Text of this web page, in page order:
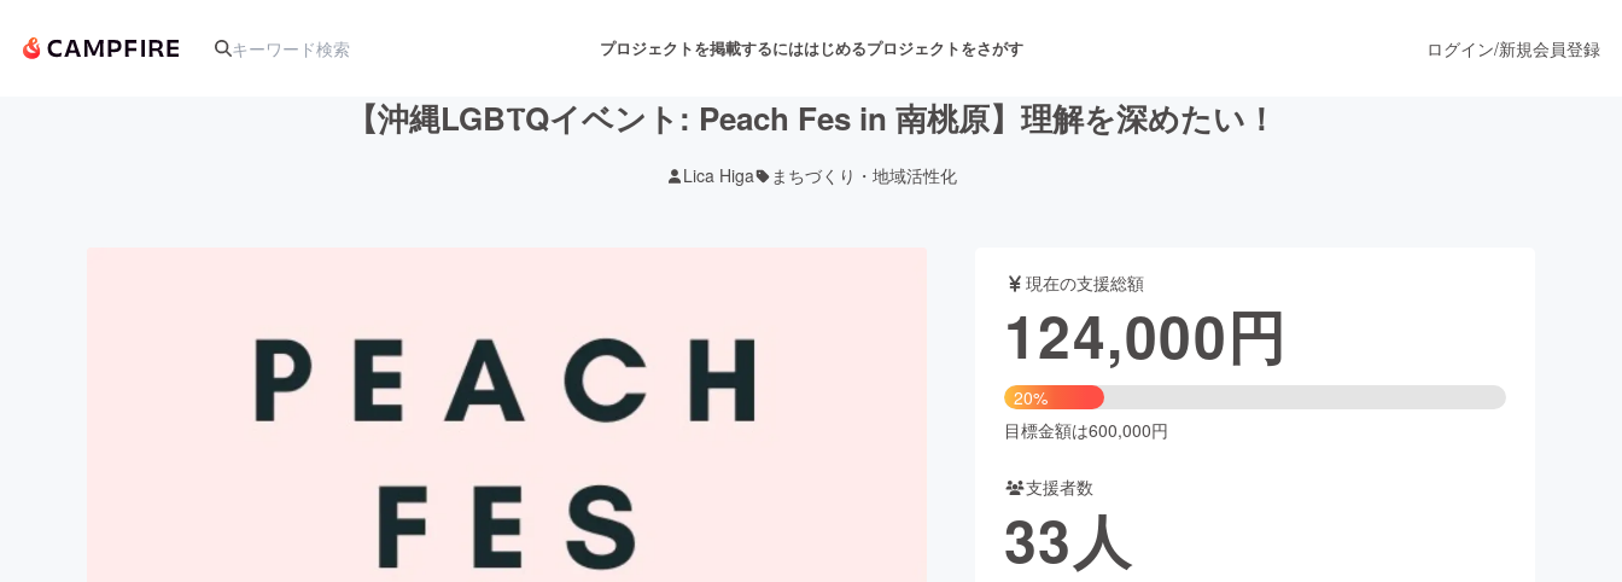
プロジェクトを掲載するにははじめるプロジェクトをさがす
舞台・パフォーマンス
テクノロジー・ガジェット ゲーム・サービス開発 ファッション
映像・映画 書籍・雑誌出版
チャレンジ ビューティー・ヘルスケア
まちづくり・地域活性化
ログイン/新規会員登録
【沖縄LGBⲦQイベント: Peach Fes in 南桃原】理解を深めたい！
Lica Higa まちづくり・地域活性化
現在の支援総額
124,000円
20%
目標金額は600,000円
支援者数
33人